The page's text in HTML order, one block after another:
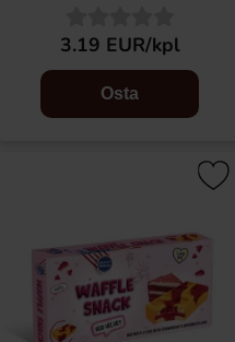
3.19 EUR/kpl
Osta